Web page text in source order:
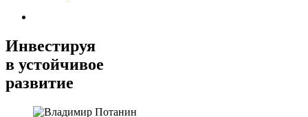
Инвестируя
в устойчивое
развитие